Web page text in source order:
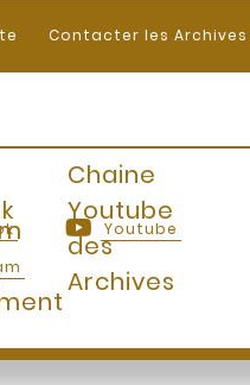
Contacter les
Chaine
Youtube
des
Archives
Youtube